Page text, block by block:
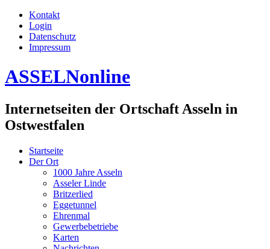
Kontakt
Login
Datenschutz
Impressum
ASSELNonline
Internetseiten der Ortschaft Asseln in
Ostwestfalen
Startseite
Der Ort
1000 Jahre Asseln
Asseler Linde
Britzerlied
Eggetunnel
Ehrenmal
Gewerbebetriebe
Karten